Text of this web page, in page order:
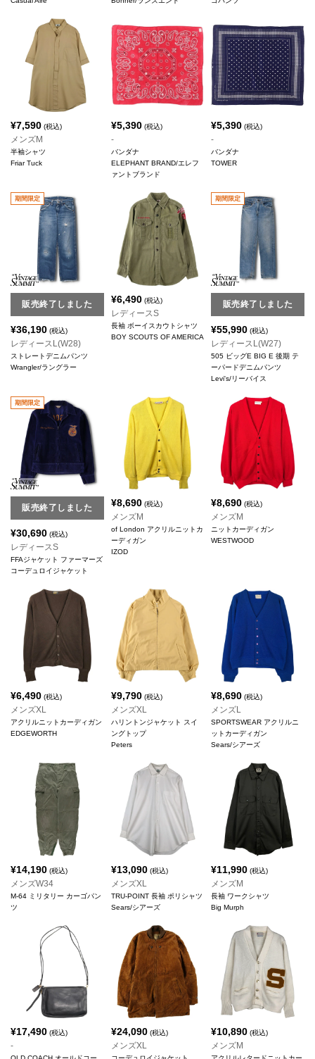
¥7,590 (税込)
メンズM
半袖シャツ
Friar Tuck
¥5,390(税込)
-
バンダナ
ELEPHANT BRAND/エレフ
ァントブランド
¥5,390 (税込)
-
バンダナ
TOWER
期間限定
販売終了しました
¥36,190 (税込)
レディースL(W28)
ストレートデニムパンツ
Wrangler/ラングラー
¥6,490(税込)
レディースS
長袖 ボーイスカウトシャツ
BOY SCOUTS OF AMERICA
期間限定
販売終了しました
¥55,990 (税込)
レディースL(W27)
505 ビッグE BIG E 後期 テ
ーパードデニムパンツ
Levi's/リーバイス
期間限定
販売終了しました
¥30,690 (税込)
レディースS
FFAジャケット ファーマーズ
コーデュロイジャケット
¥8,690(税込)
メンズM
of London アクリルニットカ
ーディガン
IZOD
¥8,690 (税込)
メンズM
ニットカーディガン
WESTWOOD
¥6,490 (税込)
メンズXL
アクリルニットカーディガン
EDGEWORTH
¥9,790(税込)
メンズXL
ハリントンジャケット スイ
ングトップ
Peters
¥8,690 (税込)
メンズL
SPORTSWEAR アクリルニ
ットカーディガン
Sears/シアーズ
¥14,190 (税込)
メンズW34
M-64 ミリタリー カーゴパン
ツ
¥13,090(税込)
メンズXL
TRU-POINT 長袖 ポリシャツ
Sears/シアーズ
¥11,990 (税込)
メンズM
長袖 ワークシャツ
Big Murph
¥17,490 (税込)
-
¥24,090(税込)
メンズXL
¥10,890 (税込)
メンズM